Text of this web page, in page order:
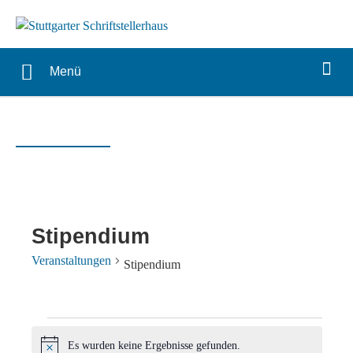
Menü
Stipendium
Veranstaltungen Stipendium
Veranstaltungen
Es wurden keine Ergebnisse gefunden.